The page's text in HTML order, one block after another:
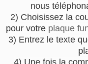
nous
2) Choisissez la
pour votre plaque
3) Entrez le texte
4) Une fois la